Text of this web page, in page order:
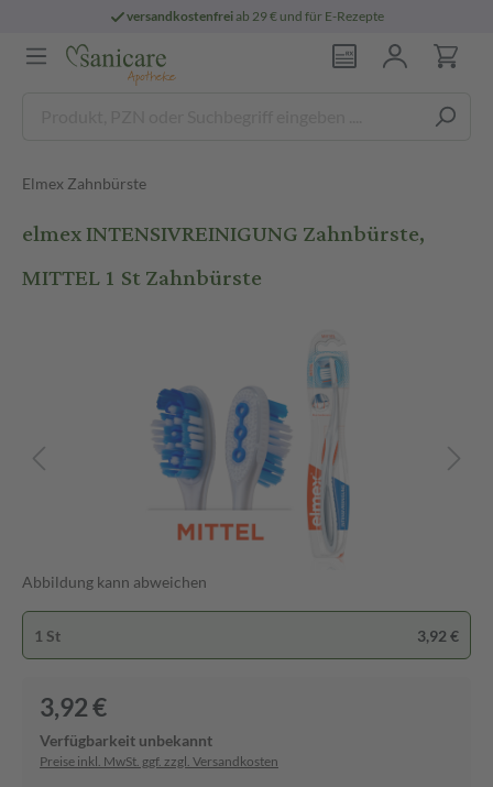
versandkostenfreiab 29 € und für E-Rezepte
Elmex Zahnbürste
elmex INTENSIVREINIGUNG Zahnbürste,
MITTEL 1 St Zahnbürste
Abbildung kann abweichen
1 St 3,92 €
3,92 €
Verfügbarkeit unbekannt
Preise inkl. MwSt. ggf. zzgl. Versandkosten